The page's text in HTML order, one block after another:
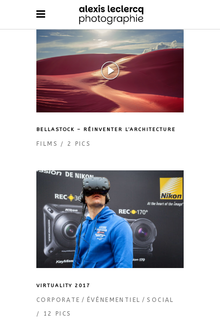
BELLASTOCK – RÉINVENTER L’ARCHITECTURE
FILMS 2 PICS
VIRTUALITY 2017
CORPORATE ÉVÉNEMENTIEL SOCIAL
12 PICS